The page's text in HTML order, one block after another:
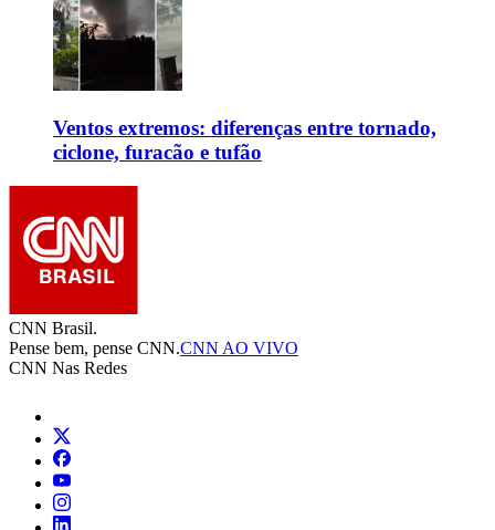
Ventos extremos: diferenças entre tornado,
ciclone, furacão e tufão
CNN Brasil.
Pense bem, pense CNN.CNN AO VIVO
CNN Nas Redes